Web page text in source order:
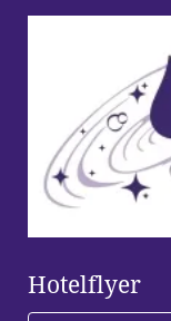
Hotelflyer